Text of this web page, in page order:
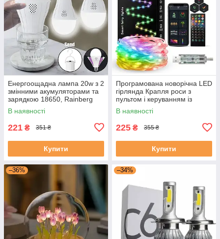
Енергоощадна лампа 20w з 2
змінними акумуляторами та
зарядкою 18650, Rainberg
P920
В наявності
221 ₴ 351 ₴
Купити
Програмована новорічна LED
гірлянда Крапля роси з
пультом і керуванням із
телефона SFK-04 Bluetooth
USB 10 м
В наявності
225 ₴ 355 ₴
Купити
–36% –34%